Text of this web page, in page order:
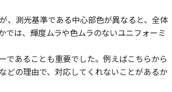
、測光基準である中心部色が異なると、全体
は、輝度ムラや色ムラのないユニフォーミ
であることも重要でした。例えばこちらから
どの理由で、対応してくれないことがあるか